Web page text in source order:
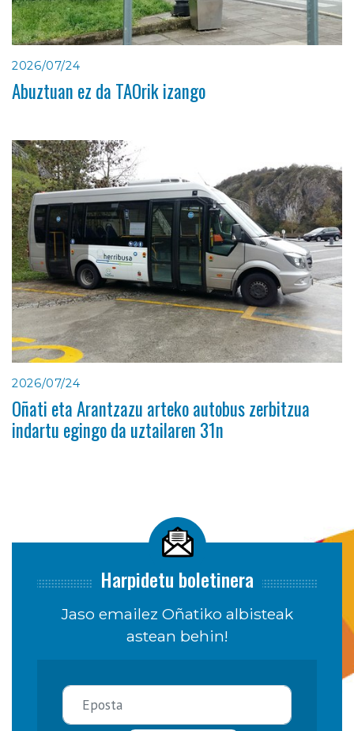
2026/07/24
Abuztuan ez da TAOrik izango
2026/07/24
Oñati eta Arantzazu arteko autobus zerbitzua
indartu egingo da uztailaren 31n
Harpidetu boletinera
Jaso emailez Oñatiko albisteak
astean behin!